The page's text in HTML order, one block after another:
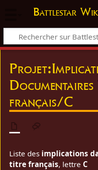
Battlestar
Projet:
français/C
Liste des implications
titre français, lettre C